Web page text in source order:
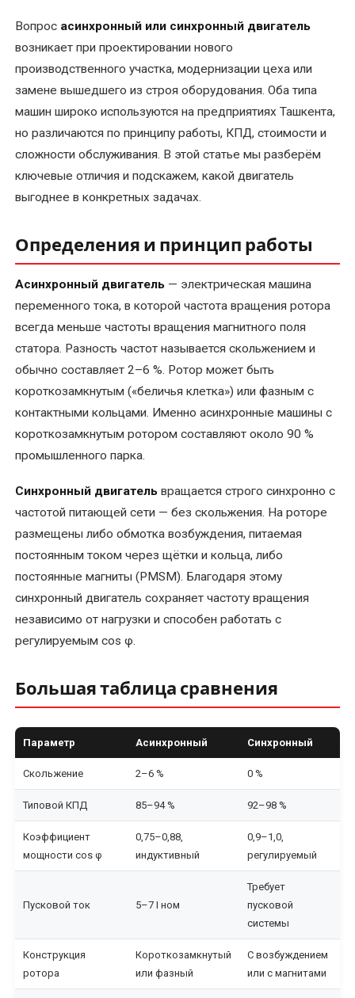
Восстановление
посадочного
места
под
Диагностика
электродвигателей
Замена
подшипников
в
Капитальный
ремонт
электрических
двигателей
Комплектующие
и
Консультирование
по
коллекторных
электродвигателей
обмотки
Перемотка
однофазного
электродвигателя
ротора
электродвигателя
статора
Перемотка
трансформаторов
Вопрос асинхронный или синхронный двигатель
возникает при проектировании нового
производственного участка, модернизации цеха или
замене вышедшего из строя оборудования. Оба типа
машин широко используются на предприятиях Ташкента,
но различаются по принципу работы, КПД, стоимости и
сложности обслуживания. В этой статье мы разберём
ключевые отличия и подскажем, какой двигатель
выгоднее в конкретных задачах.
Определения и принцип работы
Асинхронный двигатель — электрическая машина
переменного тока, в которой частота вращения ротора
всегда меньше частоты вращения магнитного поля
статора. Разность частот называется скольжением и
обычно составляет 2–6 %. Ротор может быть
короткозамкнутым («беличья клетка») или фазным с
контактными кольцами. Именно асинхронные машины с
короткозамкнутым ротором составляют около 90 %
промышленного парка.
Синхронный двигатель вращается строго синхронно с
частотой питающей сети — без скольжения. На роторе
размещены либо обмотка возбуждения, питаемая
постоянным током через щётки и кольца, либо
постоянные магниты (PMSM). Благодаря этому
синхронный двигатель сохраняет частоту вращения
независимо от нагрузки и способен работать с
регулируемым cos φ.
Большая таблица сравнения
Параметр Асинхронный Синхронный
Скольжение 2–6 % 0 %
Типовой КПД 85–94 % 92–98 %
Коэффициент
мощности cos φ
0,75–0,88,
индуктивный
0,9–1,0,
регулируемый
Пусковой ток 5–7 I ном
Требует
пусковой
системы
Конструкция
ротора
Короткозамкнутый
или фазный
С возбуждением
или с магнитами